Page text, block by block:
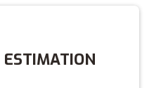
ESTIMATION